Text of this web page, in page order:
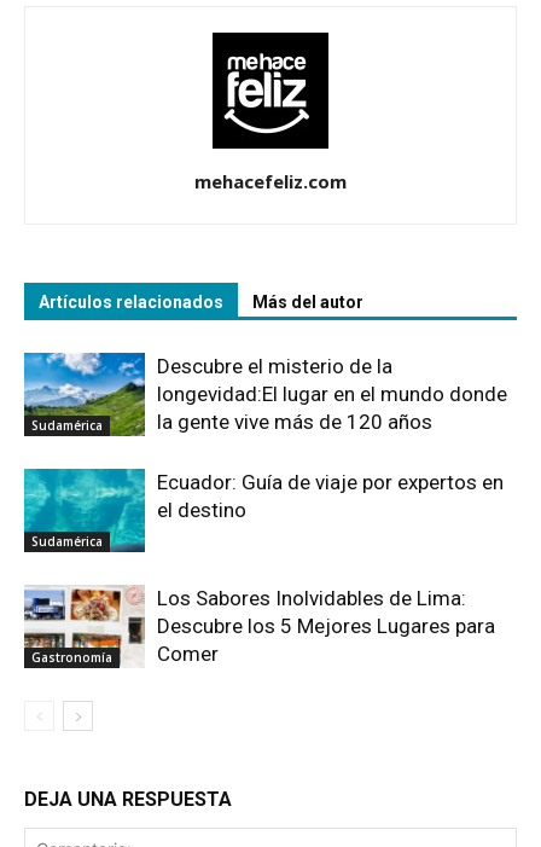
mehacefeliz.com
Artículos relacionados Más del autor
Sudamérica
Descubre el misterio de la
longevidad:El lugar en el mundo donde
la gente vive más de 120 años
Sudamérica
Ecuador: Guía de viaje por expertos en
el destino
Gastronomía
Los Sabores Inolvidables de Lima:
Descubre los 5 Mejores Lugares para
Comer
DEJA UNA RESPUESTA